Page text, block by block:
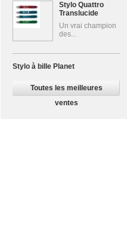
Stylo Quattro
Translucide
Un vrai champion
des...
Stylo à bille Planet
Toutes les meilleures
ventes